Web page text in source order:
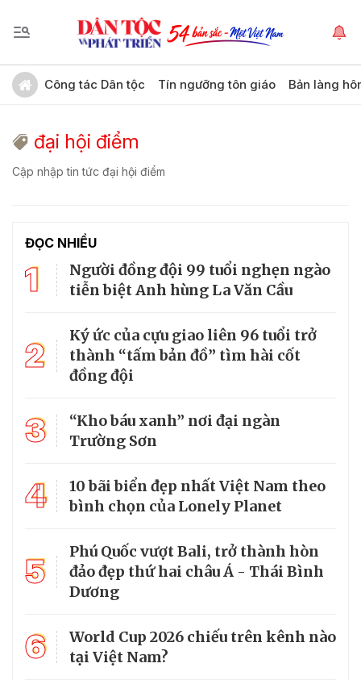
Công tác Dân tộc Tín ngưỡng tôn giáo Bản làng
đại hội điểm
Cập nhập tin tức đại hội điểm
ĐỌC NHIỀU
1
Người đồng đội 99 tuổi nghẹn ngào
tiễn biệt Anh hùng La Văn Cầu
2
Ký ức của cựu giao liên 96 tuổi trở
thành “tấm bản đồ” tìm hài cốt
đồng đội
3
“Kho báu xanh” nơi đại ngàn
Trường Sơn
4
10 bãi biển đẹp nhất Việt Nam theo
bình chọn của Lonely Planet
5
Phú Quốc vượt Bali, trở thành hòn
đảo đẹp thứ hai châu Á - Thái Bình
Dương
6
World Cup 2026 chiếu trên kênh nào
tại Việt Nam?